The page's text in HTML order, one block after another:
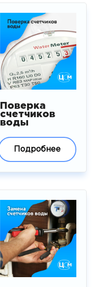
Поверка
счетчиков
воды
Подробнее